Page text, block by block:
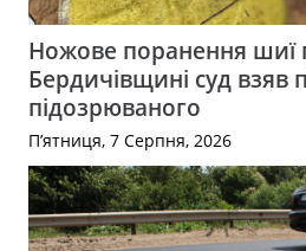
Ножове поранення шиї
Бердичівщині суд взяв
підозрюваного
П’ятниця, 7 Серпня, 2026